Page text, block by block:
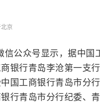
北京
信公众号显示，据中
银行青岛李沧第一支
国工商银行青岛市分
行青岛市分行纪委、青